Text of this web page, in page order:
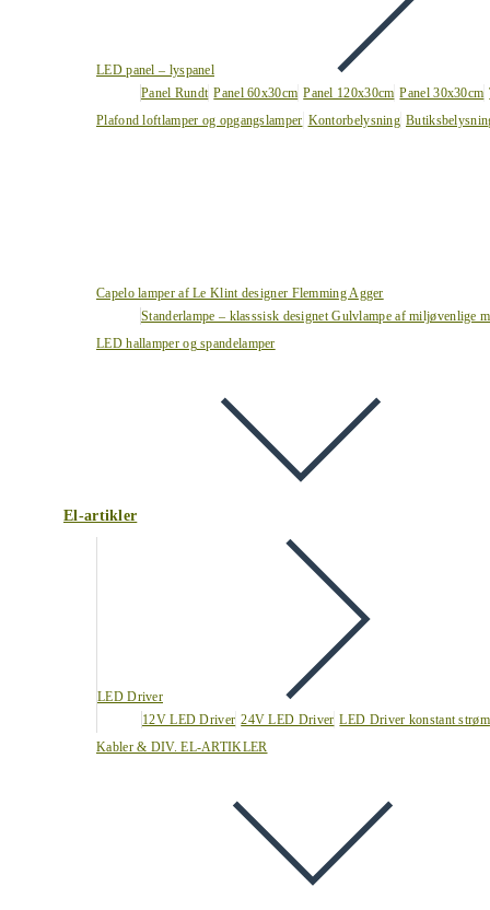
LED panel – lyspanel
Panel Rundt Panel 60x30cm Panel 120x30cm Panel 30x30cm
Plafond loftlamper og opgangslamper Kontorbelysning
Capelo lamper af Le Klint designer Flemming Agger
Standerlampe – klasssisk designet Gulvlampe af miljøvenlige
LED hallamper og spandelamper
El-artikler
LED Driver
12V LED Driver 24V LED Driver LED Driver konstant strøm
Kabler & DIV. EL-ARTIKLER